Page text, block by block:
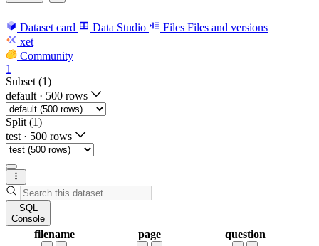
Dataset card Data Studio Files Files and versions
xet
Community
1
Subset (1)
default · 500 rows
Split (1)
test · 500 rows
SQL
Console
filename page question